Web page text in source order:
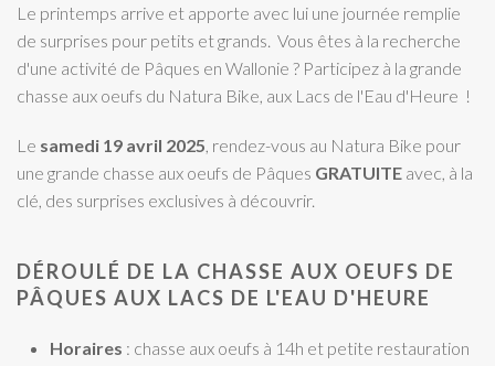
Le printemps arrive et apporte avec lui une journée remplie
de surprises pour petits et grands. Vous êtes à la recherche
d'une activité de Pâques en Wallonie ? Participez à la grande
chasse aux oeufs du Natura Bike, aux Lacs de l'Eau d'Heure !
Le samedi 19 avril 2025 , rendez-vous au Natura Bike pour
une grande chasse aux oeufs de Pâques GRATUITE avec, à la
clé, des surprises exclusives à découvrir.
DÉROULÉ DE LA CHASSE AUX OEUFS DE
PÂQUES AUX LACS DE L'EAU D'HEURE
Horaires : chasse aux oeufs à 14h et petite restauration